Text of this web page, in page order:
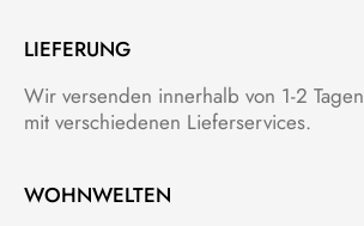
LIEFERUNG
Wir versenden innerhalb von 1-2 Tagen
mit verschiedenen Lieferservices.
WOHNWELTEN